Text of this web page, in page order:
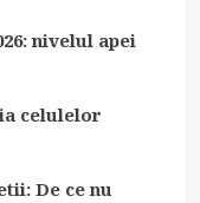
nivelul apei
celulelor
De ce nu